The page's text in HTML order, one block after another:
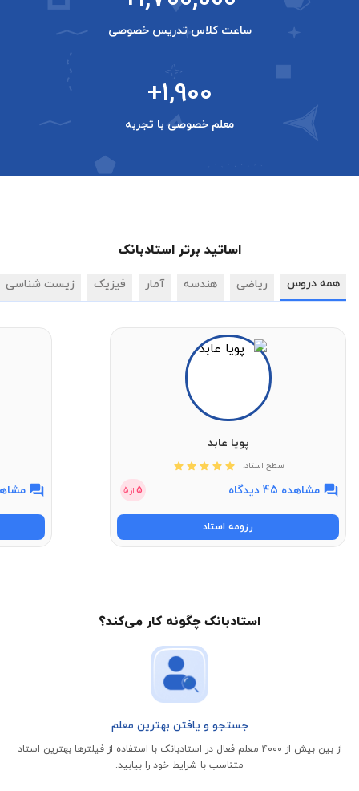
ساعت کلاس تدریس خصوصی
+1,900
معلم خصوصی با تجربه
اساتید برتر استادبانک
همه دروس ریاضی هندسه آمار فیزیک زیست شناسی
پویا عابد
سطح استاد:
مشاهده 45 دیدگاه 5 از 5
رزومه استاد
مشاهده
استادبانک چگونه کار می‌کند؟
جستجو و یافتن بهترین معلم
از بین بیش از ۴۰۰۰ معلم فعال در استادبانک با استفاده از فیلتر‌ها بهترین استاد
متناسب با شرایط خود را بیابید.